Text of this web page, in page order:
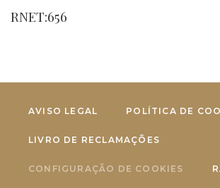
RNET:656
AVISO LEGAL POLÍTICA DE
LIVRO DE RECLAMAÇÕES
CONFIGURAÇÃO DE COOKIES